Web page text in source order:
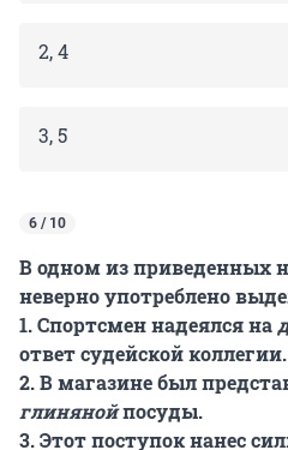
2, 4
3, 5
6 / 10
В одном из приведенных
неверно употреблено
1. Спортсмен надеялся на
ответ судейской коллегии.
2. В магазине был
глинянойпосуды.
3. Этот поступок нанес